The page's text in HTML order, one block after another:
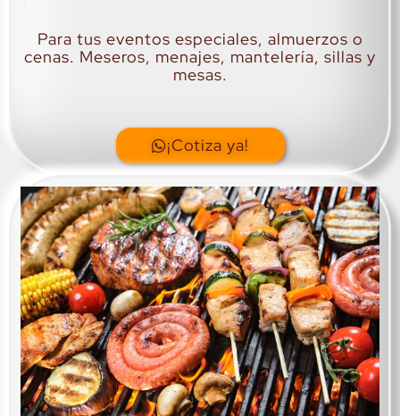
Para tus eventos especiales, almuerzos o
cenas. Meseros, menajes, mantelería, sillas y
mesas.
¡Cotiza ya!